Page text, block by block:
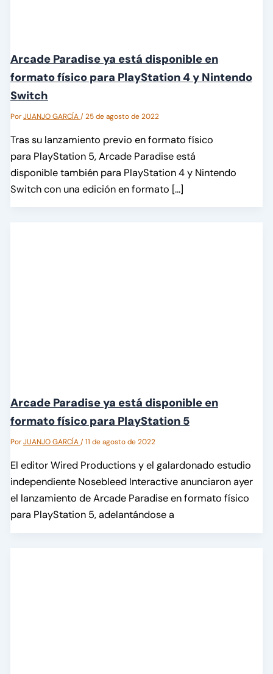
Arcade Paradise ya está disponible en
formato físico para PlayStation 4 y Nintendo
Switch
PorJUANJO GARCÍA/25 de agosto de 2022
Tras su lanzamiento previo en formato físico
para PlayStation 5, Arcade Paradise está
disponible también para PlayStation 4 y Nintendo
Switch con una edición en formato […]
Arcade Paradise ya está disponible en
formato físico para PlayStation 5
PorJUANJO GARCÍA/11 de agosto de 2022
El editor Wired Productions y el galardonado estudio
independiente Nosebleed Interactive anunciaron ayer
el lanzamiento de Arcade Paradise en formato físico
para PlayStation 5, adelantándose a